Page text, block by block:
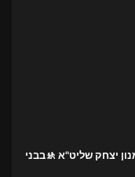
יצחק שליט"א 🚸בבני